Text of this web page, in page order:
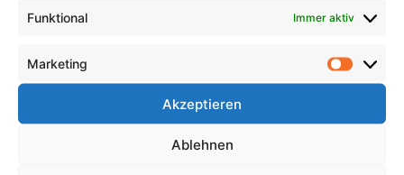
Funktional Immer aktiv
Marketing
Akzeptieren
Ablehnen
Nach Abschluss des Prüfungsprozesses erhalten die
das bestätigt, dass sie erfolgreich geprüft wurden und
den erforderlichen Sicherheitsstandards entsprechen.
Wie oft sollten die Prüfungen
durchgeführt werden?